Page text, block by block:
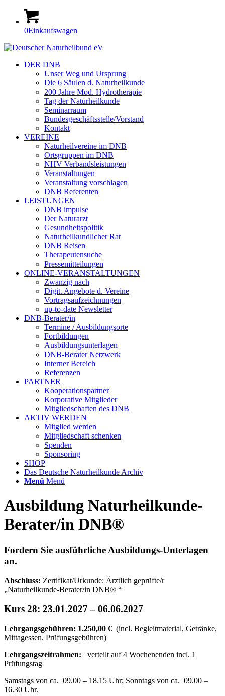
0Einkaufswagen
DER DNB
Unser Weg und Ursprung
Die 6 Säulen d. Naturheilkunde
200 Jahre Mod. Hydrotherapie
Tag der Naturheilkunde
Seminarraum
Bundesgeschäftsstelle/Vorstand
Kontakt
VEREINE
Naturheilvereine im DNB
Ortsgruppen im DNB
NHV Verbandsleistungen
Veranstaltungen
Veranstaltung vorschlagen
DNB Referenten
LEISTUNGEN
DNB impulse
Der Naturarzt
Gesundheitspolitik
Naturheilkundlicher Rat
DNB Reisen
Therapeutensuche
Pressemitteilungen
ONLINE-VERANSTALTUNGEN
Zwanzig nach
Digit. Angebote d. Vereine
Vortragsaufzeichnungen
up-to-date Newsletter
DNB-Berater/in
Termine / Ausbildungsorte
Fortbildungen
Ausbildungsunterlagen
DNB-Berater Netzwerk
Interner Bereich
Referenzen
PARTNER
Kooperationspartner
Korporative Mitglieder
Mitgliedschaften des DNB
AKTIV WERDEN
Mitglied werden
Mitgliedschaft schenken
Spenden
Sponsoring
SHOP
Das Deutsche Naturheilkunde Archiv
Menü Menü
Ausbildung Naturheilkunde-
Berater/in DNB®
Fordern Sie ausführliche Ausbildungs-Unterlagen
an.
Abschluss: Zertifikat/Urkunde: Ärztlich geprüfte/r
„Naturheilkunde-Berater/in DNB® “
Kurs 28: 23.01.2027 – 06.06.2027
Lehrgangsgebühren: 1.250,00 € (incl. Begleitmaterial, Getränke,
Mittagessen, Prüfungsgebühren)
Lehrgangszeitrahmen:
verteilt auf 4 Wochenenden incl. 1
Prüfungstag
Samstags von ca. 09.00 – 18.15 Uhr; Sonntags von ca. 09.00 –
16.30 Uhr.